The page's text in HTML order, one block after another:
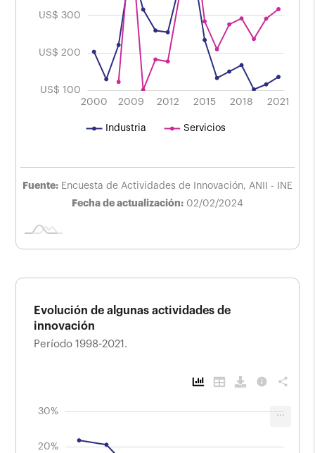
US$ 100
US$ 200
US$ 300
2000 2009 2012 2015 2018 2021
Industria Servicios
Fuente: Encuesta de Actividades de Innovación, ANII - INE
Fecha de actualización: 02/02/2024
Evolución de algunas actividades de
innovación
Período 1998-2021.
info share
Evolución de algunas actividades de
Período 1998-2021.
30%
20%
...